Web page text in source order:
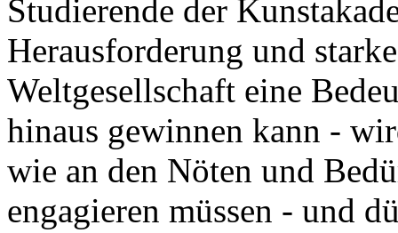
Studierende der
Herausforderung und
Weltgesellschaft eine
hinaus gewinnen kann -
wie an den Nöten und
engagieren müssen - und